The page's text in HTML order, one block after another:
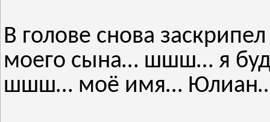
В голове снова
моего сына… шшш… я
шшш… моё имя…